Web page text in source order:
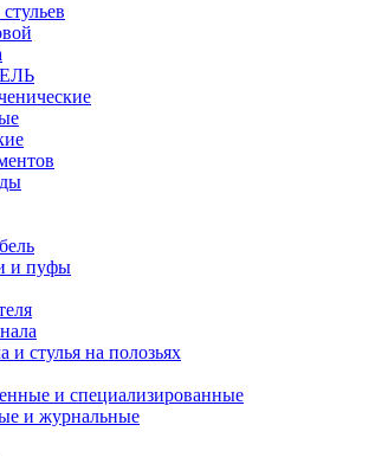
и пуфы
и стулья на полозьях
и специализированные
и журнальные